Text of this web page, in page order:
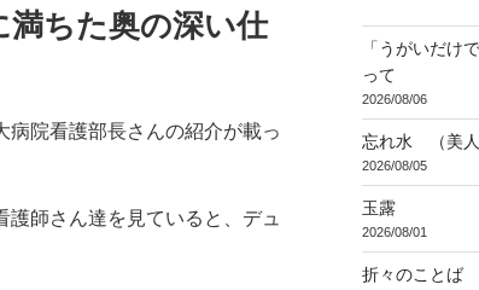
満ちた奥の深い仕
院看護部長さんの紹介が載っ
師さん達を見ていると、デュ
「うがいだけ
って
2026/08/06
忘れ水 （美人
2026/08/05
玉露
2026/08/01
折々のことば